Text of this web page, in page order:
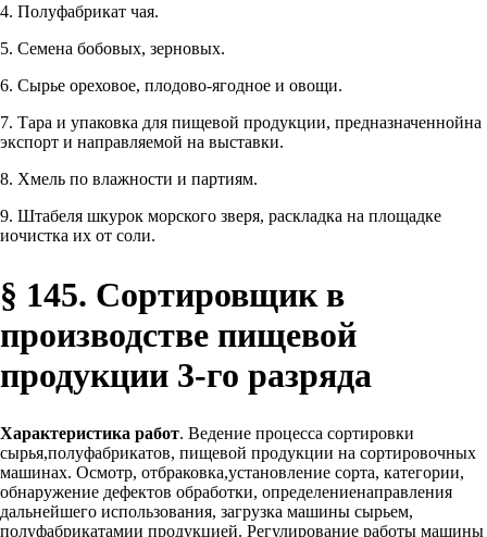
4. Полуфабрикат чая.
5. Семена бобовых, зерновых.
6. Сырье ореховое, плодово-ягодное и овощи.
7. Тара и упаковка для пищевой продукции, предназначеннойна
экспорт и направляемой на выставки.
8. Хмель по влажности и партиям.
9. Штабеля шкурок морского зверя, раскладка на площадке
иочистка их от соли.
§ 145. Сортировщик в
производстве пищевой
продукции 3-го разряда
Характеристика работ. Ведение процесса сортировки
сырья,полуфабрикатов, пищевой продукции на сортировочных
машинах. Осмотр, отбраковка,установление сорта, категории,
обнаружение дефектов обработки, определениенаправления
дальнейшего использования, загрузка машины сырьем,
полуфабрикатамии продукцией. Регулирование работы машины